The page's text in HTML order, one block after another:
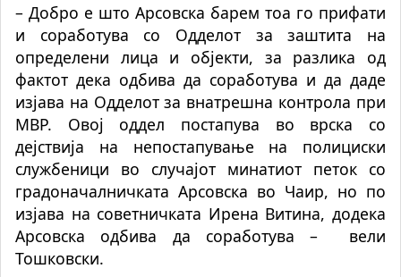
– Добро е што Арсовска барем тоа го прифати
и соработува со Одделот за заштита на
определени лица и објекти, за разлика од
фактот дека одбива да соработува и да даде
изјава на Одделот за внатрешна контрола при
МВР. Овој оддел постапува во врска со
дејствија на непостапување на полициски
службеници во случајот минатиот петок со
градоначалничката Арсовска во Чаир, но по
изјава на советничката Ирена Витина, додека
Арсовска одбива да соработува –
вели
Тошковски.